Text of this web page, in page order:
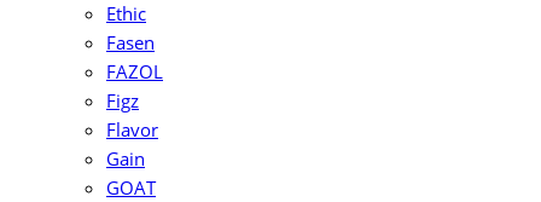
Ethic
Fasen
FAZOL
Figz
Flavor
Gain
GOAT